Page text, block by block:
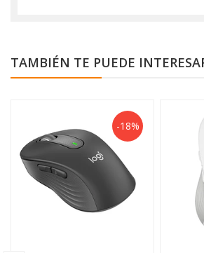
TAMBIÉN TE PUEDE
-18%